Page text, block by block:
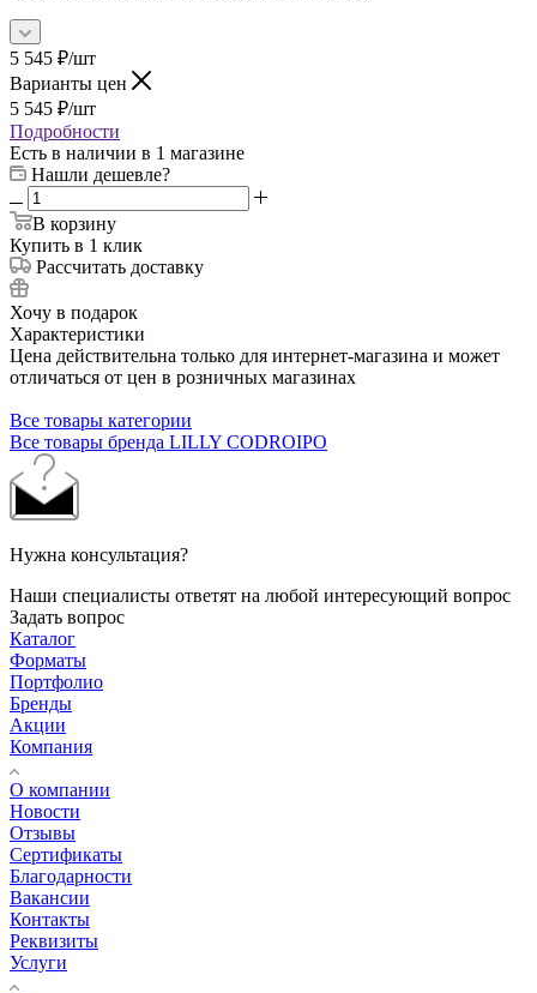
5 545 ₽/шт
Варианты цен
5 545 ₽/шт
Подробности
Есть в наличии в 1 магазине
Нашли дешевле?
В корзину
Купить в 1 клик
Рассчитать доставку
Хочу в подарок
Характеристики
Цена действительна только для интернет-магазина и может
отличаться от цен в розничных магазинах
Все товары категории
Все товары бренда LILLY CODROIPO
Нужна консультация?
Наши специалисты ответят на любой интересующий вопрос
Задать вопрос
Каталог
Форматы
Портфолио
Бренды
Акции
Компания
О компании
Новости
Отзывы
Сертификаты
Благодарности
Вакансии
Контакты
Реквизиты
Услуги